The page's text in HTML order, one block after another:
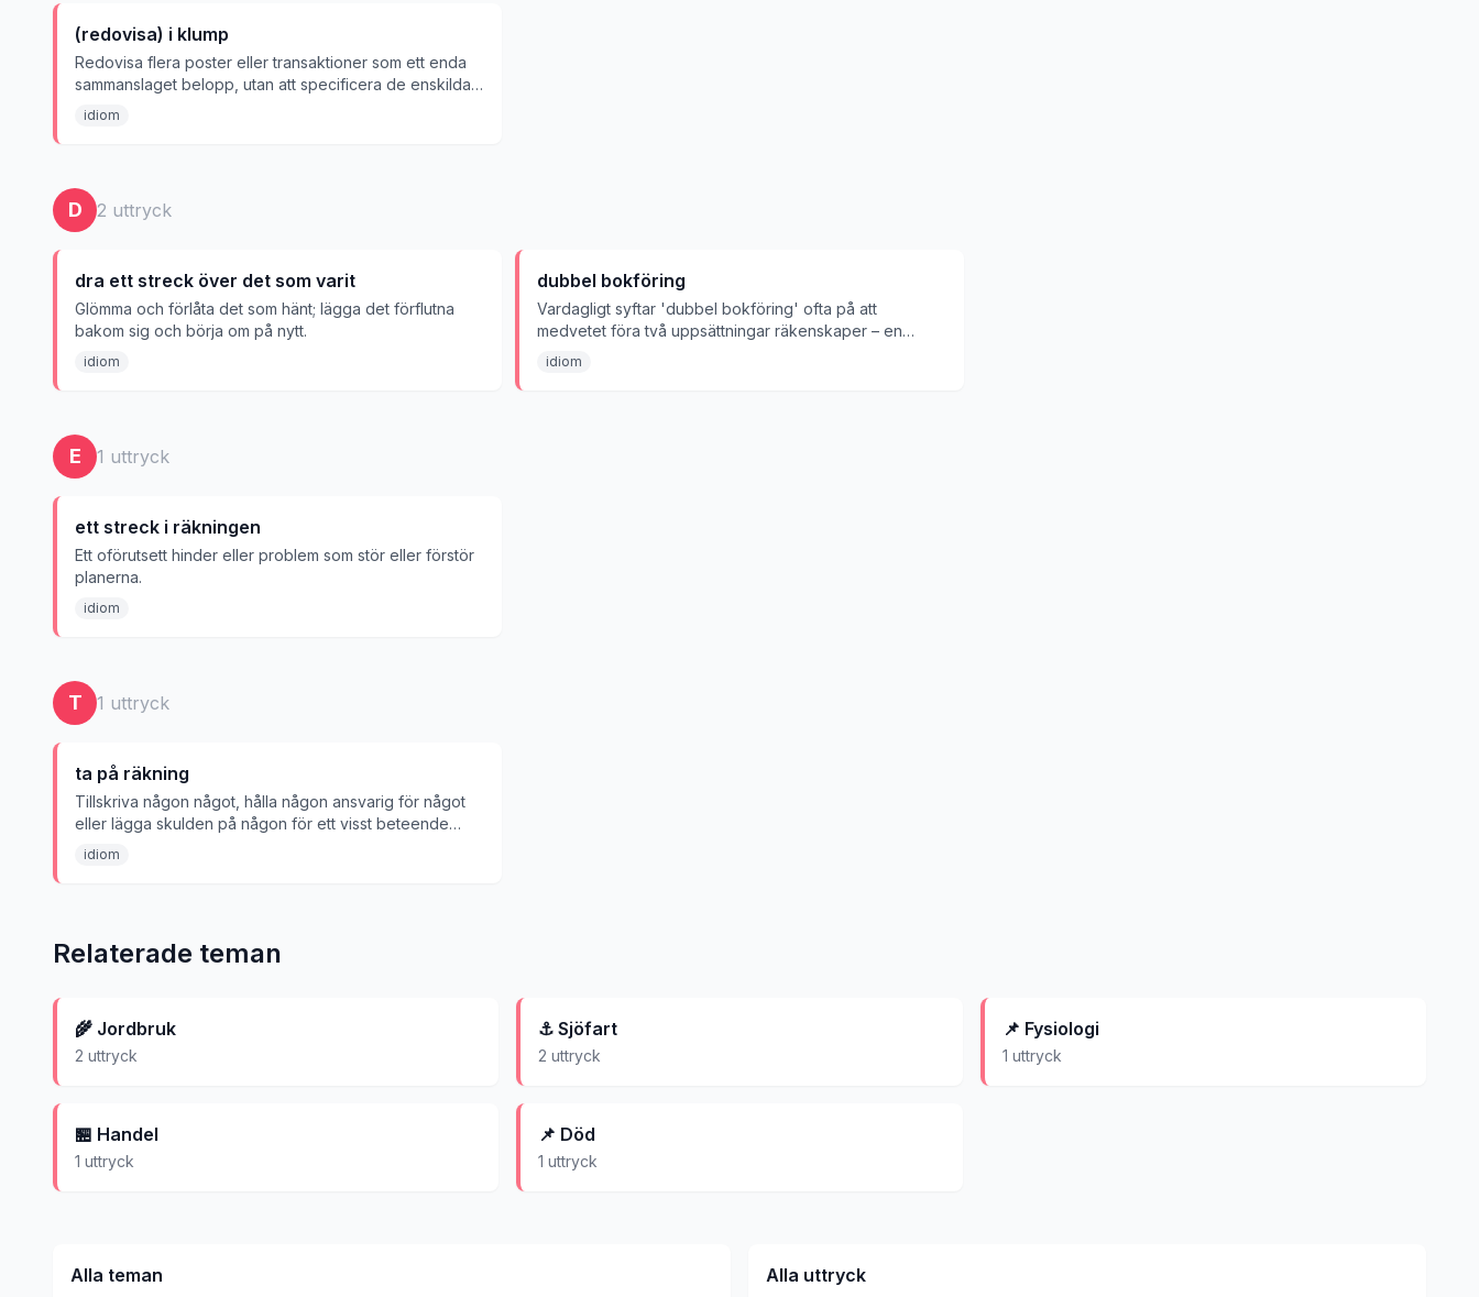
(redovisa) i klump
Redovisa flera poster eller transaktioner som ett enda
sammanslaget belopp, utan att specificera de enskilda
delarna.
idiom
D 2 uttryck
dra ett streck över det som varit
Glömma och förlåta det som hänt; lägga det förflutna
bakom sig och börja om på nytt.
idiom
dubbel bokföring
Vardagligt syftar 'dubbel bokföring' ofta på att
medvetet föra två uppsättningar räkenskaper – en
officiell och en dold – för att dölja ekonomisk
idiom
E 1 uttryck
ett streck i räkningen
Ett oförutsett hinder eller problem som stör eller förstör
planerna.
idiom
T 1 uttryck
ta på räkning
Tillskriva någon något, hålla någon ansvarig för något
eller lägga skulden på någon för ett visst beteende
eller händelse.
idiom
Relaterade teman
🌾 Jordbruk
2 uttryck
⚓ Sjöfart
2 uttryck
📌 Fysiologi
1 uttryck
🏪 Handel
1 uttryck
📌 Död
1 uttryck
Alla teman Alla uttryck